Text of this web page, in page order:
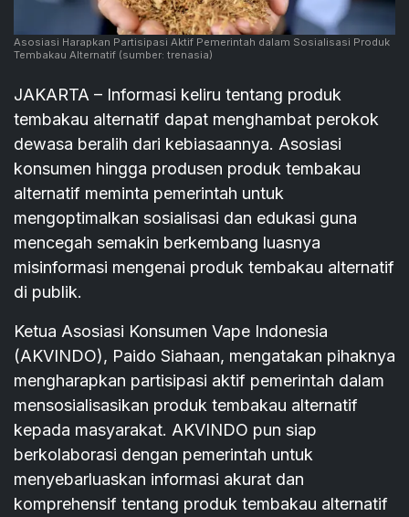
Asosiasi Harapkan Partisipasi Aktif Pemerintah dalam Sosialisasi Produk
Tembakau Alternatif (sumber: trenasia)
JAKARTA – Informasi keliru tentang produk
tembakau alternatif dapat menghambat perokok
dewasa beralih dari kebiasaannya. Asosiasi
konsumen hingga produsen produk tembakau
alternatif meminta pemerintah untuk
mengoptimalkan sosialisasi dan edukasi guna
mencegah semakin berkembang luasnya
misinformasi mengenai produk tembakau alternatif
di publik.
Ketua Asosiasi Konsumen Vape Indonesia
(AKVINDO), Paido Siahaan, mengatakan pihaknya
mengharapkan partisipasi aktif pemerintah dalam
mensosialisasikan produk tembakau alternatif
kepada masyarakat. AKVINDO pun siap
berkolaborasi dengan pemerintah untuk
menyebarluaskan informasi akurat dan
komprehensif tentang produk tembakau alternatif